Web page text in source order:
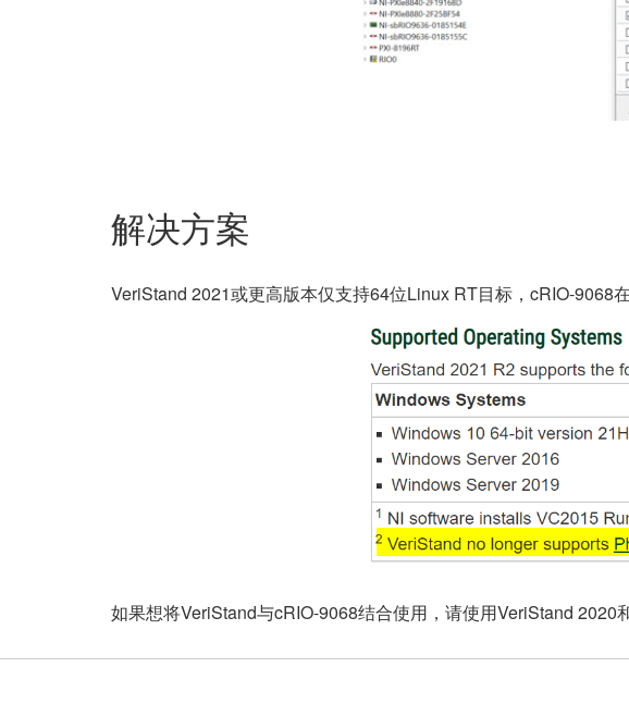
解决方案
VeriStand 2021或更高版本仅支持64位Linux RT目标，cRIO-
如果想将VeriStand与cRIO-9068结合使用，请使用VeriStand 2020